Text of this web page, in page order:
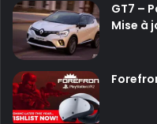
GT7 –
Mise à